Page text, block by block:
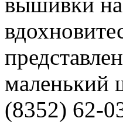
маленький
(8352) 62-